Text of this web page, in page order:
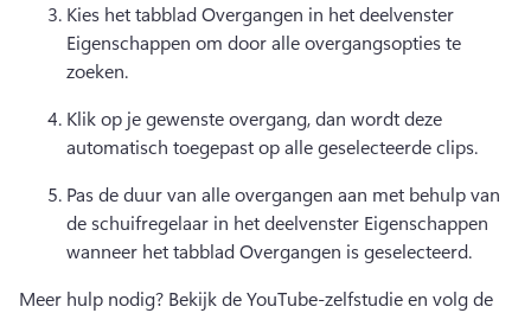
Kies het tabblad Overgangen in het deelvenster
Eigenschappen om door alle overgangsopties te
zoeken.
Klik op je gewenste overgang, dan wordt deze
automatisch toegepast op alle geselecteerde clips.
Pas de duur van alle overgangen aan met behulp van
de schuifregelaar in het deelvenster Eigenschappen
wanneer het tabblad Overgangen is geselecteerd.
Meer hulp nodig? Bekijk de YouTube-zelfstudie en volg de